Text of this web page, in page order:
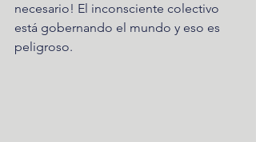
necesario! El inconsciente colectivo
está gobernando el mundo y eso es
peligroso.